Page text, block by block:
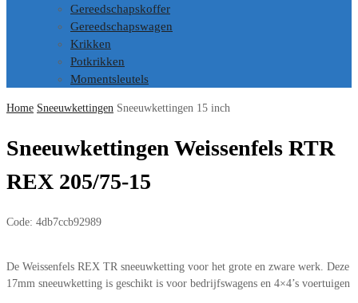
Gereedschapskoffer
Gereedschapswagen
Krikken
Potkrikken
Momentsleutels
Home Sneeuwkettingen Sneeuwkettingen 15 inch
Sneeuwkettingen Weissenfels RTR
REX 205/75-15
Code: 4db7ccb92989
De Weissenfels REX TR sneeuwketting voor het grote en zware werk. Deze
17mm sneeuwketting is geschikt is voor bedrijfswagens en 4×4’s voertuigen